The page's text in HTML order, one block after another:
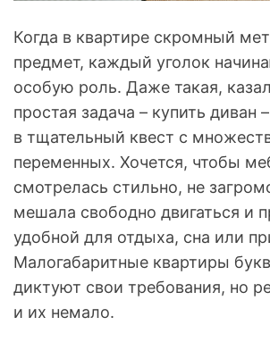
Когда в квартире скромный
предмет, каждый уголок
особую роль. Даже такая,
простая задача – купить диван
в тщательный квест с
переменных. Хочется, чтобы
смотрелась стильно, не
мешала свободно двигаться и
удобной для отдыха, сна или
Малогабаритные квартиры
диктуют свои требования, но
и их немало.